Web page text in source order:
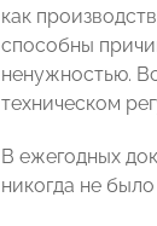
как
способны
ненужностью.
техническом
В ежегодных
никогда не